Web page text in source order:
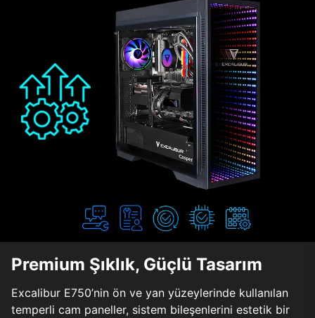
Premium Şıklık, Güçlü Tasarım
Excalibur E750’nin ön ve yan yüzeylerinde kullanılan
temperli cam paneller, sistem bileşenlerini estetik bir